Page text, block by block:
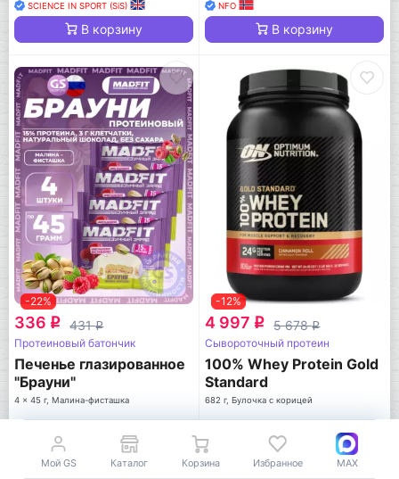
SCIENCE IN SPORT (SiS)
В корзину
NFO
В корзину
-22%
336 q 431q
Протеиновый батончик
Печенье глазированное
"Брауни"
4 x 45 г, Малина-фисташка
В корзину
-12%
4 997 q 5 678q
Сывороточный протеин
100% Whey Protein Gold
Standard
682 г, Булочка с корицей
Optimum Nutrition
В корзину
Мой GS Каталог Корзина Избранное MAX